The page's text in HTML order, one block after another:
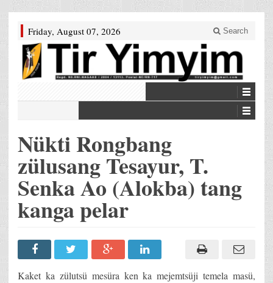
Friday, August 07, 2026 Search
Nükti Rongbang
zülusang Tesayur, T.
Senka Ao (Alokba) tang
kanga pelar
Kaket ka zülutsü mesüra ken ka mejemtsüji temela masü,